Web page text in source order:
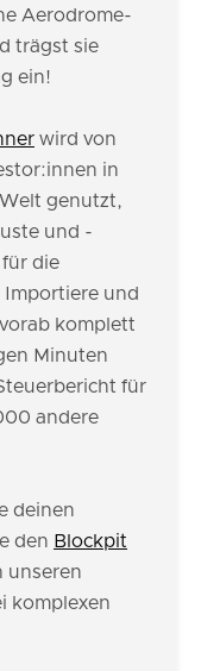
Aerodrome-
trägst sie
ein!
wird von
in
genutzt,
und -
die
Importiere und
komplett
Minuten
für
andere
deinen
den Blockpit
unseren
komplexen